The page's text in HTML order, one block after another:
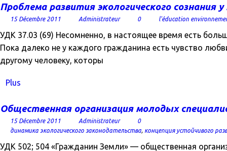
Проблема развития экологического сознания
15 Décembre 2011 Administrateur 0 l'éducation
УДК 37.03 (69) Несомненно, в настоящее время есть
Пока далеко не у каждого гражданина есть чувство
другому человеку, которы
Plus
Общественная организация молодых
15 Décembre 2011 Administrateur
0
динамика экологического законодательства, концепция устойчивого
УДК 502; 504 «Гражданин Земли» — общественная